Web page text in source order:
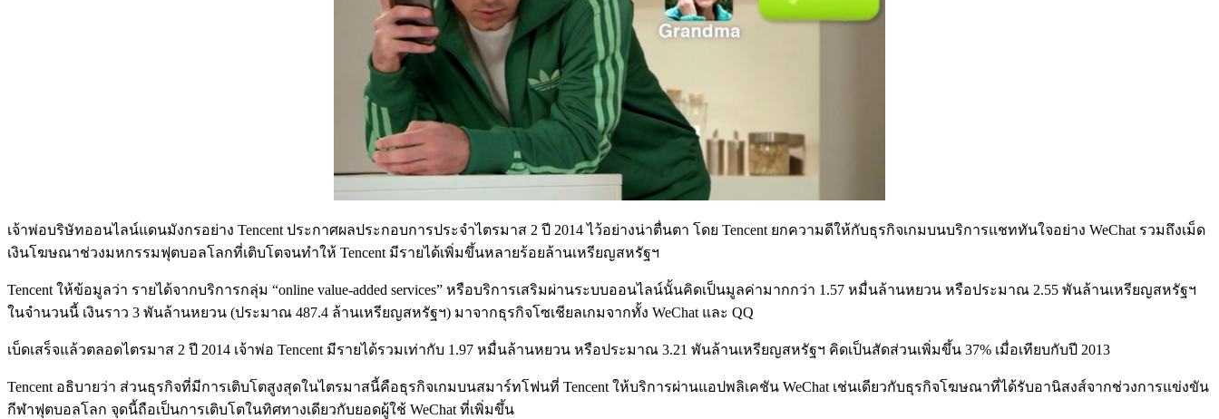
เจ้าพ่อบริษัทออนไลน์แดนมังกรอย่าง Tencent ประกาศผลประกอบการประจำไตรมาส 2 ปี 2014 ไว้อย่างน่าตื่นตา โดย Tencent ยกความดีให้กับธุรกิจเกมบนบริการแชททันใจอย่าง WeChat รวมถึงเม็ด
เงินโฆษณาช่วงมหกรรมฟุตบอลโลกที่เติบโตจนทำให้ Tencent มีรายได้เพิ่มขึ้นหลายร้อยล้านเหรียญสหรัฐฯ
Tencent ให้ข้อมูลว่า รายได้จากบริการกลุ่ม “online value-added services” หรือบริการเสริมผ่านระบบออนไลน์นั้นคิดเป็นมูลค่ามากกว่า 1.57 หมื่นล้านหยวน หรือประมาณ 2.55 พันล้านเหรียญสหรัฐฯ
ในจำนวนนี้ เงินราว 3 พันล้านหยวน (ประมาณ 487.4 ล้านเหรียญสหรัฐฯ) มาจากธุรกิจโซเชียลเกมจากทั้ง WeChat และ QQ
เบ็ดเสร็จแล้วตลอดไตรมาส 2 ปี 2014 เจ้าพ่อ Tencent มีรายได้รวมเท่ากับ 1.97 หมื่นล้านหยวน หรือประมาณ 3.21 พันล้านเหรียญสหรัฐฯ คิดเป็นสัดส่วนเพิ่มขึ้น 37% เมื่อเทียบกับปี 2013
Tencent อธิบายว่า ส่วนธุรกิจที่มีการเติบโตสูงสุดในไตรมาสนี้คือธุรกิจเกมบนสมาร์ทโฟนที่ Tencent ให้บริการผ่านแอปพลิเคชัน WeChat เช่นเดียวกับธุรกิจโฆษณาที่ได้รับอานิสงส์จากช่วงการแข่งขัน
กีฬาฟุตบอลโลก จุดนี้ถือเป็นการเติบโตในทิศทางเดียวกับยอดผู้ใช้ WeChat ที่เพิ่มขึ้น